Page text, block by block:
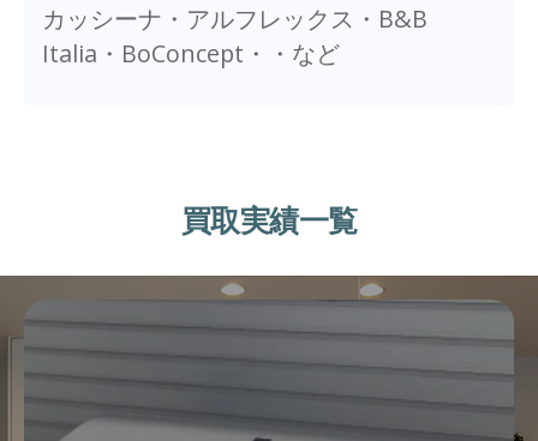
カッシーナ・アルフレックス・B&B
Italia・BoConcept・・など
買取実績一覧